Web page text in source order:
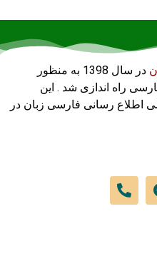
در سال 1398 به منظور
راه اندازی شد . این
اطلاع رسانی فارسی زبان در